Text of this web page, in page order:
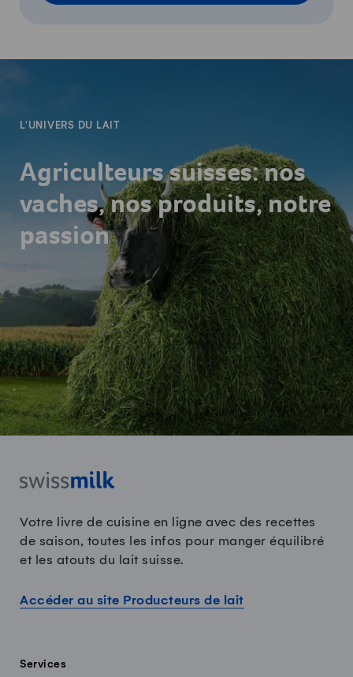
L'UNIVERS DU LAIT
Agriculteurs suisses: nos
vaches, nos produits, notre
passion
Votre livre de cuisine en ligne avec des recettes
de saison, toutes les infos pour manger équilibré
et les atouts du lait suisse.
Accéder au site Producteurs de lait
Services